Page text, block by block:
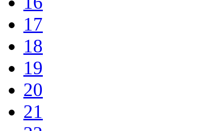
17
18
19
20
21